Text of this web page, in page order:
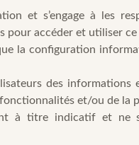
et s’engage à les
pour accéder et utiliser ce
la configuration
des informations
et/ou de la
à titre indicatif et ne